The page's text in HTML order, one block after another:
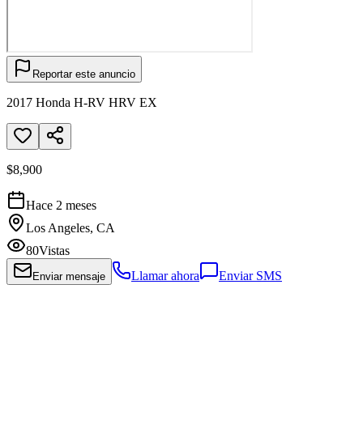
Reportar este anuncio
2017 Honda H-RV HRV EX
$8,900
Hace 2 meses
Los Angeles, CA
80Vistas
Enviar mensaje Llamar ahora Enviar SMS